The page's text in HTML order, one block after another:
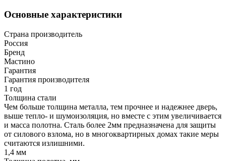
Основные характеристики
Страна производитель
Россия
Бренд
Мастино
Гарантия
Гарантия производителя
1 год
Толщина стали
Чем больше толщина металла, тем прочнее и надежнее дверь,
выше тепло- и шумоизоляция, но вместе с этим увеличивается
и масса полотна. Сталь более 2мм предназначена для защиты
от силового взлома, но в многоквартирных домах такие меры
считаются излишними.
1,4 мм